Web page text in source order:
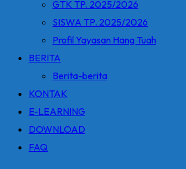
GTK TP. 2025/2026
SISWA TP. 2025/2026
Profil Yayasan Hang Tuah
BERITA
Berita-berita
KONTAK
E-LEARNING
DOWNLOAD
FAQ